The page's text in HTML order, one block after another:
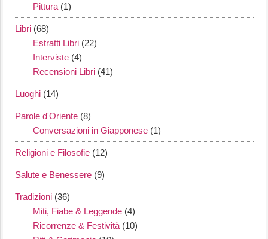
Pittura (1)
Libri (68)
Estratti Libri (22)
Interviste (4)
Recensioni Libri (41)
Luoghi (14)
Parole d'Oriente (8)
Conversazioni in Giapponese (1)
Religioni e Filosofie (12)
Salute e Benessere (9)
Tradizioni (36)
Miti, Fiabe & Leggende (4)
Ricorrenze & Festività (10)